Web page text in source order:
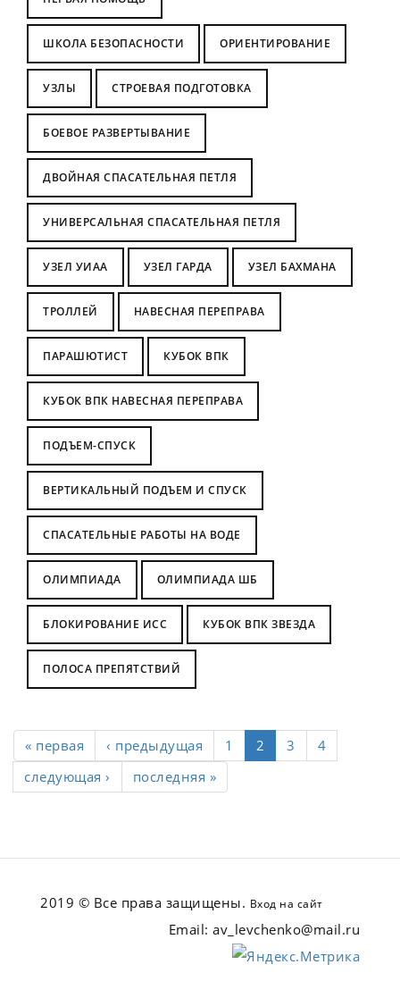
ШКОЛА БЕЗОПАСНОСТИ ОРИЕНТИРОВАНИЕ
УЗЛЫ СТРОЕВАЯ ПОДГОТОВКА
БОЕВОЕ РАЗВЕРТЫВАНИЕ
ДВОЙНАЯ СПАСАТЕЛЬНАЯ ПЕТЛЯ
УНИВЕРСАЛЬНАЯ СПАСАТЕЛЬНАЯ ПЕТЛЯ
УЗЕЛ УИАА УЗЕЛ ГАРДА УЗЕЛ БАХМАНА
ТРОЛЛЕЙ НАВЕСНАЯ ПЕРЕПРАВА
ПАРАШЮТИСТ КУБОК ВПК
КУБОК ВПК НАВЕСНАЯ ПЕРЕПРАВА
ПОДЪЕМ-СПУСК
ВЕРТИКАЛЬНЫЙ ПОДЪЕМ И СПУСК
СПАСАТЕЛЬНЫЕ РАБОТЫ НА ВОДЕ
ОЛИМПИАДА ОЛИМПИАДА ШБ
БЛОКИРОВАНИЕ ИСС КУБОК ВПК ЗВЕЗДА
ПОЛОСА ПРЕПЯТСТВИЙ
« первая ‹ предыдущая 1 2 3
4
следующая ›
последняя »
2019 © Все права защищены. Вход на сайт
Email: av_levchenko@mail.ru